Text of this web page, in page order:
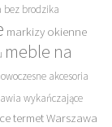
bez brodzika
markizy okienne
meble na
akcesoria
wykańczające
termet Warszawa